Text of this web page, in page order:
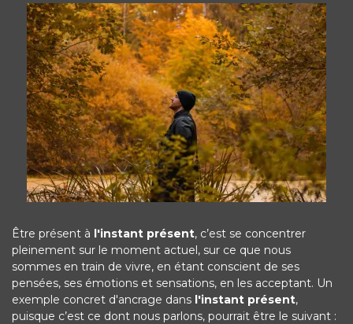
Être présent à l'instant présent, c’est se concentrer
pleinement sur le moment actuel, sur ce que nous
sommes en train de vivre, en étant conscient de ses
pensées, ses émotions et sensations, en les acceptant. Un
exemple concret d'ancrage dans l'instant présent,
puisque c’est ce dont nous parlons, pourrait être le suivant :